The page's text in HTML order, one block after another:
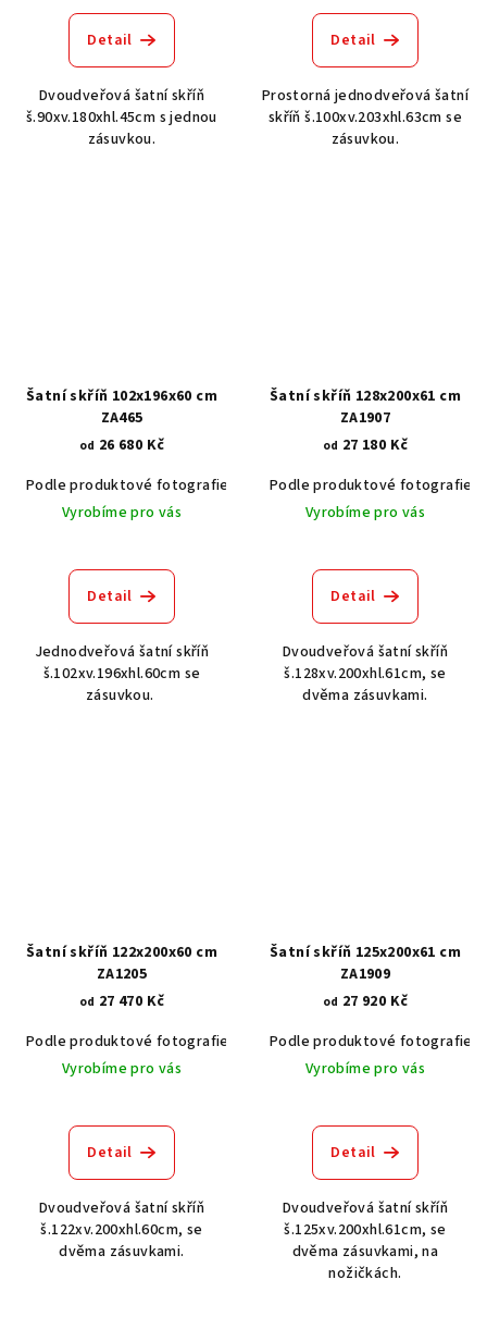
hodnocení
produktu
z
5
hvězdiček.
Detail
Dvoudveřová šatní skříň
š.90xv.180xhl.45cm s jednou
zásuvkou.
Detail
Prostorná jednodveřová šatní
skříň š.100xv.203xhl.63cm se
zásuvkou.
Šatní skříň 102x196x60 cm
ZA465
od 26 680 Kč
Podle produktové fotografie
Akát vintage BT1551
Dub světlý
Vyrobíme pro vás
Detail
Jednodveřová šatní skříň
š.102xv.196xhl.60cm se
zásuvkou.
Šatní skříň 128x200x61 cm
ZA1907
od 27 180 Kč
Podle produktové fotografie
Vyrobíme pro vás
Detail
Dvoudveřová šatní skříň
š.128xv.200xhl.61cm, se
dvěma zásuvkami.
Šatní skříň 122x200x60 cm
ZA1205
od 27 470 Kč
Podle produktové fotografie
Akát vintage BT1551
Dub světlý
Vyrobíme pro vás
Detail
Dvoudveřová šatní skříň
š.122xv.200xhl.60cm, se
dvěma zásuvkami.
Šatní skříň 125x200x61 cm
ZA1909
od 27 920 Kč
Podle produktové fotografie
Vyrobíme pro vás
Detail
Dvoudveřová šatní skříň
š.125xv.200xhl.61cm, se
dvěma zásuvkami, na
nožičkách.